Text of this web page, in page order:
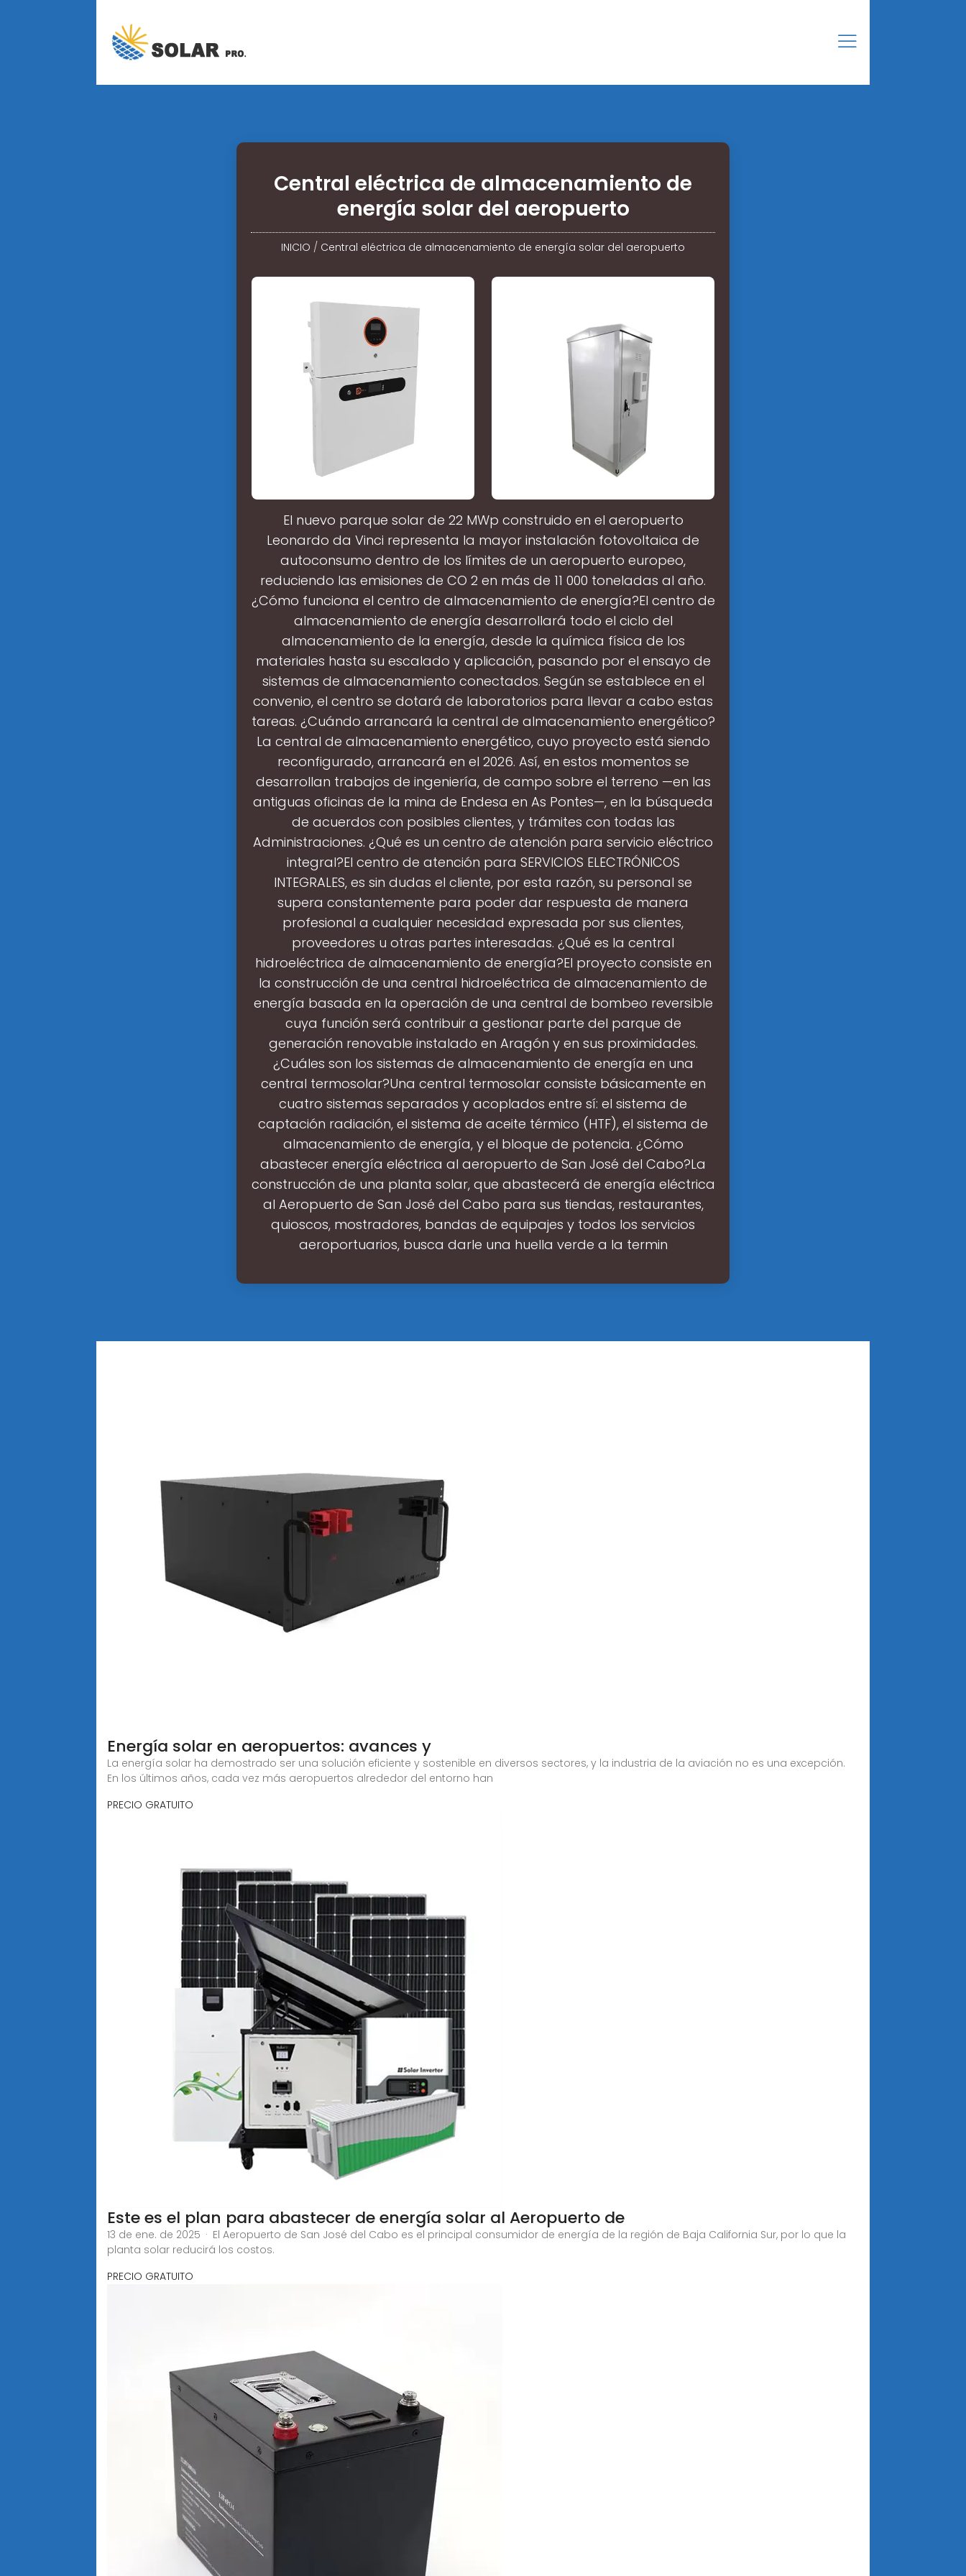
Central eléctrica de almacenamiento de
energía solar del aeropuerto
INICIO / Central eléctrica de almacenamiento de energía solar del aeropuerto
El nuevo parque solar de 22 MWp construido en el aeropuerto
Leonardo da Vinci representa la mayor instalación fotovoltaica de
autoconsumo dentro de los límites de un aeropuerto europeo,
reduciendo las emisiones de CO 2 en más de 11 000 toneladas al año.
¿Cómo funciona el centro de almacenamiento de energía?El centro de
almacenamiento de energía desarrollará todo el ciclo del
almacenamiento de la energía, desde la química física de los
materiales hasta su escalado y aplicación, pasando por el ensayo de
sistemas de almacenamiento conectados. Según se establece en el
convenio, el centro se dotará de laboratorios para llevar a cabo estas
tareas. ¿Cuándo arrancará la central de almacenamiento energético?
La central de almacenamiento energético, cuyo proyecto está siendo
reconfigurado, arrancará en el 2026. Así, en estos momentos se
desarrollan trabajos de ingeniería, de campo sobre el terreno —en las
antiguas oficinas de la mina de Endesa en As Pontes—, en la búsqueda
de acuerdos con posibles clientes, y trámites con todas las
Administraciones. ¿Qué es un centro de atención para servicio eléctrico
integral?El centro de atención para SERVICIOS ELECTRÓNICOS
INTEGRALES, es sin dudas el cliente, por esta razón, su personal se
supera constantemente para poder dar respuesta de manera
profesional a cualquier necesidad expresada por sus clientes,
proveedores u otras partes interesadas. ¿Qué es la central
hidroeléctrica de almacenamiento de energía?El proyecto consiste en
la construcción de una central hidroeléctrica de almacenamiento de
energía basada en la operación de una central de bombeo reversible
cuya función será contribuir a gestionar parte del parque de
generación renovable instalado en Aragón y en sus proximidades.
¿Cuáles son los sistemas de almacenamiento de energía en una
central termosolar?Una central termosolar consiste básicamente en
cuatro sistemas separados y acoplados entre sí: el sistema de
captación radiación, el sistema de aceite térmico (HTF), el sistema de
almacenamiento de energía, y el bloque de potencia. ¿Cómo
abastecer energía eléctrica al aeropuerto de San José del Cabo?La
construcción de una planta solar, que abastecerá de energía eléctrica
al Aeropuerto de San José del Cabo para sus tiendas, restaurantes,
quioscos, mostradores, bandas de equipajes y todos los servicios
aeroportuarios, busca darle una huella verde a la termin
Energía solar en aeropuertos: avances y
La energía solar ha demostrado ser una solución eficiente y sostenible en diversos sectores, y la industria de la aviación no es una excepción.
En los últimos años, cada vez más aeropuertos alrededor del entorno han
PRECIO GRATUITO
Este es el plan para abastecer de energía solar al Aeropuerto de
13 de ene. de 2025 · El Aeropuerto de San José del Cabo es el principal consumidor de energía de la región de Baja California Sur, por lo que la
planta solar reducirá los costos.
PRECIO GRATUITO